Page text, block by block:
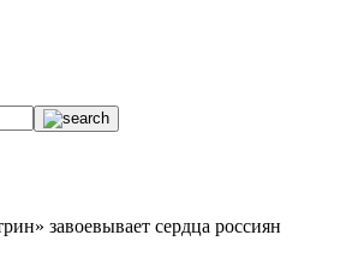
завоевывает сердца россиян